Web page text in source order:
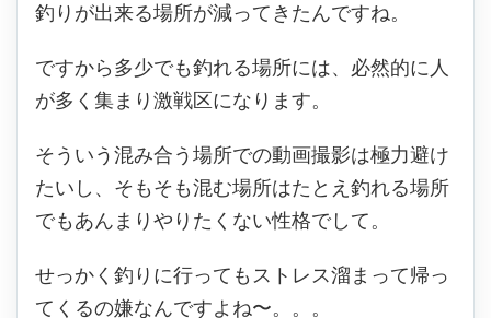
釣りが出来る場所が減ってきたんですね。
ですから多少でも釣れる場所には、必然的に人
が多く集まり激戦区になります。
そういう混み合う場所での動画撮影は極力避け
たいし、そもそも混む場所はたとえ釣れる場所
でもあんまりやりたくない性格でして。
せっかく釣りに行ってもストレス溜まって帰っ
てくるの嫌なんですよね〜。。。